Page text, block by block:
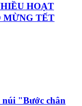
HOẠT
MỪNG TẾT
núi "Bước chân